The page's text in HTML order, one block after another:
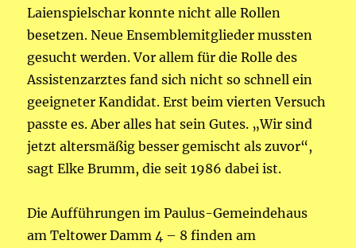
Laienspielschar konnte nicht alle Rollen
besetzen. Neue Ensemblemitglieder mussten
gesucht werden. Vor allem für die Rolle des
Assistenzarztes fand sich nicht so schnell ein
geeigneter Kandidat. Erst beim vierten Versuch
passte es. Aber alles hat sein Gutes. „Wir sind
jetzt altersmäßig besser gemischt als zuvor“,
sagt Elke Brumm, die seit 1986 dabei ist.
Die Aufführungen im Paulus-Gemeindehaus
am Teltower Damm 4 – 8 finden am